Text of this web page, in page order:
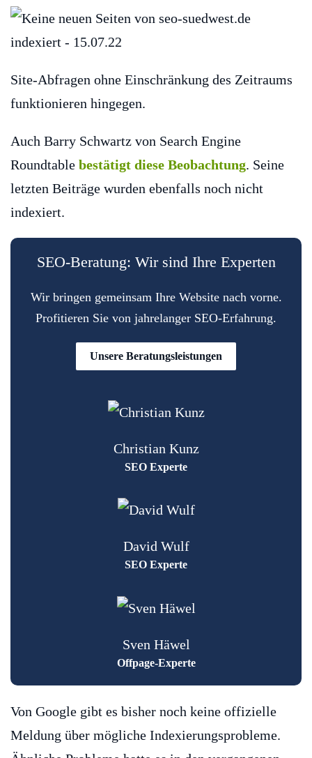
Site-Abfragen ohne Einschränkung des Zeitraums
funktionieren hingegen.
Auch Barry Schwartz von Search Engine
Roundtable bestätigt diese Beobachtung. Seine
letzten Beiträge wurden ebenfalls noch nicht
indexiert.
SEO-Beratung: Wir sind Ihre Experten
Wir bringen gemeinsam Ihre Website nach vorne.
Profitieren Sie von jahrelanger SEO-Erfahrung.
Unsere Beratungsleistungen
Christian Kunz
SEO Experte
David Wulf
SEO Experte
Sven Häwel
Offpage-Experte
Von Google gibt es bisher noch keine offizielle
Meldung über mögliche Indexierungsprobleme.